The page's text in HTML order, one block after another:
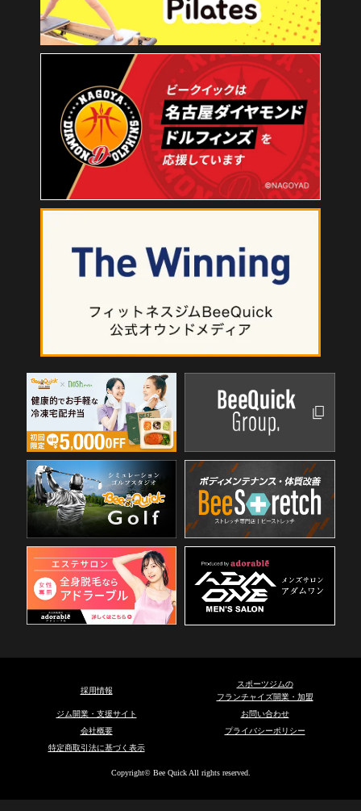
採用情報
スポーツジムの
フランチャイズ開業・加盟
ジム開業・支援サイト
お問い合わせ
会社概要
プライバシーポリシー
特定商取引法に基づく表示
Copyright© Bee Quick All rights reserved.